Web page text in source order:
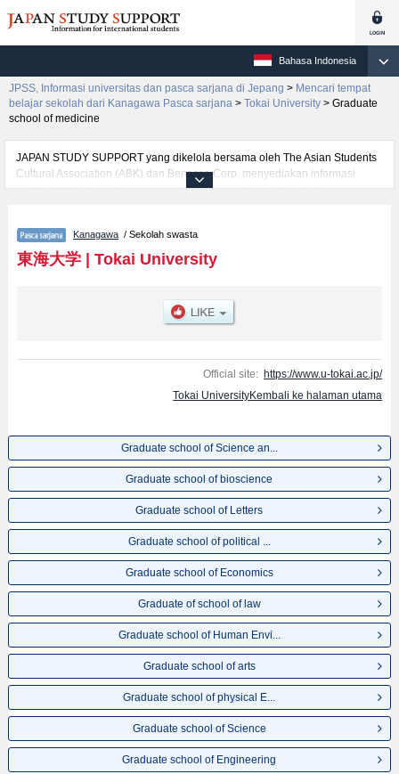
Bahasa Indonesia
JPSS, Informasi universitas dan pasca sarjana di Jepang > Mencari tempat
belajar sekolah dari Kanagawa Pasca sarjana > Tokai University > Graduate
school of medicine
JAPAN STUDY SUPPORT yang dikelola bersama oleh The Asian Students
Cultural Association (ABK) dan Benesse Corp. menyediakan informasi
sekitar 1300 universitas, pascasarjana, universitas yunior, akademi
jurusan riset seperti %% research %%, serta berbagai informasi yang
berguna bagi mahasiswa(i) mancanegara seperti kuota untuk jumlah
pendaftar dan jumlah kelulusan ujian masuk mahasiswa(i) mancanegara,
lainnya. Silakan memanfaatkannya.
Kanagawa / Sekolah swasta
東海大学| Tokai University
Official site: https://www.u-tokai.ac.jp/
Tokai UniversityKembali ke halaman utama
Graduate school of Science an...
Graduate school of bioscience
Graduate school of Letters
Graduate school of political ...
Graduate school of Economics
Graduate of school of law
Graduate school of Human Envi...
Graduate school of arts
Graduate school of physical E...
Graduate school of Science
Graduate school of Engineering